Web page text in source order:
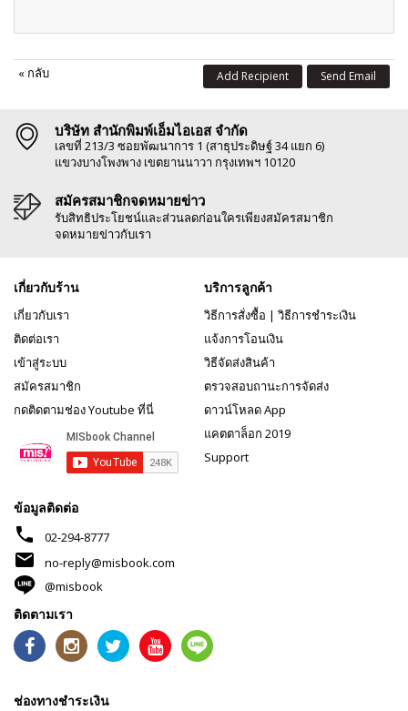
« กลับ Send Email
Add Recipient
บริษัท สำนักพิมพ์เอ็มไอเอส จำกัด
เลขที่ 213/3 ซอยพัฒนาการ 1 (สาธุประดิษฐ์ 34 แยก 6)
แขวงบางโพงพาง เขตยานนาวา กรุงเทพฯ 10120
สมัครสมาชิกจดหมายข่าว
รับสิทธิประโยชน์และส่วนลดก่อนใครเพียงสมัครสมาชิก
จดหมายข่าวกับเรา
เกี่ยวกับร้าน
เกี่ยวกับเรา
ติดต่อเรา
เข้าสู่ระบบ
สมัครสมาชิก
กดติดตามช่อง Youtube ที่นี่
บริการลูกค้า
วิธีการสั่งซื้อ | วิธีการชำระเงิน
แจ้งการโอนเงิน
วิธีจัดส่งสินค้า
ตรวจสอบถานะการจัดส่ง
ดาวน์โหลด App
แคตตาล็อก 2019
Support
ข้อมูลติดต่อ
phone 02-294-8777
mail
no-reply@misbook.com
@misbook
ติดตามเรา
ช่องทางชำระเงิน